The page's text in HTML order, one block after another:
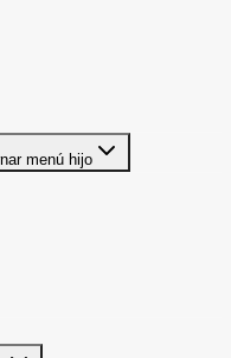
menú hijo